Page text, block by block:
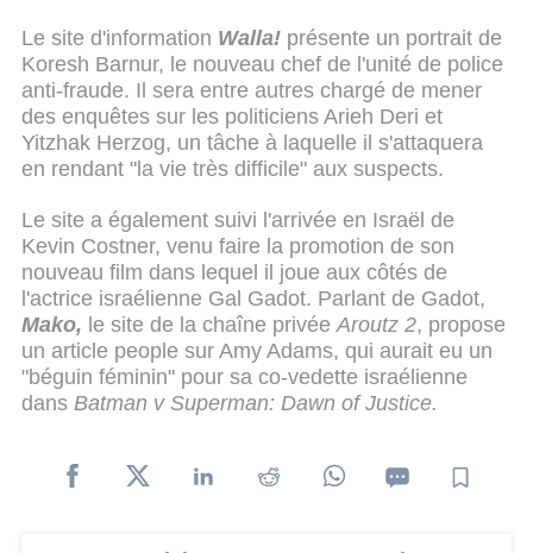
Le site d'information Walla! présente un portrait de
Koresh Barnur, le nouveau chef de l'unité de police
anti-fraude. Il sera entre autres chargé de mener
des enquêtes sur les politiciens Arieh Deri et
Yitzhak Herzog, un tâche à laquelle il s'attaquera
en rendant "la vie très difficile" aux suspects.
Le site a également suivi l'arrivée en Israël de
Kevin Costner, venu faire la promotion de son
nouveau film dans lequel il joue aux côtés de
l'actrice israélienne Gal Gadot. Parlant de Gadot,
Mako, le site de la chaîne privéeAroutz 2, propose
un article people sur Amy Adams, qui aurait eu un
"béguin féminin" pour sa co-vedette israélienne
dans Batman v Superman: Dawn of Justice.